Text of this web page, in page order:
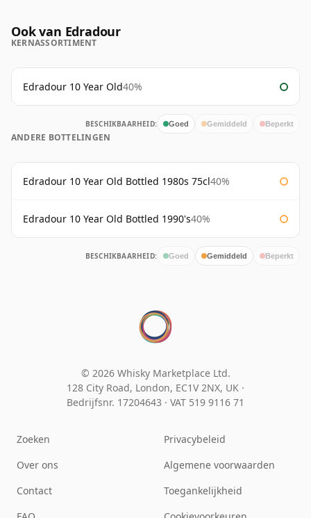
Ook van Edradour
KERNASSORTIMENT
Edradour 10 Year Old40%
BESCHIKBAARHEID: Goed Gemiddeld Beperkt
ANDERE BOTTELINGEN
Edradour 10 Year Old Bottled 1980s 75cl40%
Edradour 10 Year Old Bottled 1990's40%
BESCHIKBAARHEID: Goed Gemiddeld Beperkt
© 2026 Whisky Marketplace Ltd.
128 City Road, London, EC1V 2NX, UK ·
Bedrijfsnr. 17204643 · VAT 519 9116 71
Zoeken
Over ons
Contact
Privacybeleid
Algemene voorwaarden
Toegankelijkheid